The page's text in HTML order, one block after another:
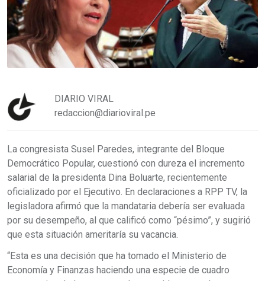
DIARIO VIRAL
redaccion@diarioviral.pe
La congresista Susel Paredes, integrante del Bloque
Democrático Popular, cuestionó con dureza el incremento
salarial de la presidenta Dina Boluarte, recientemente
oficializado por el Ejecutivo. En declaraciones a RPP TV, la
legisladora afirmó que la mandataria debería ser evaluada
por su desempeño, al que calificó como “pésimo”, y sugirió
que esta situación ameritaría su vacancia.
“Esta es una decisión que ha tomado el Ministerio de
Economía y Finanzas haciendo una especie de cuadro